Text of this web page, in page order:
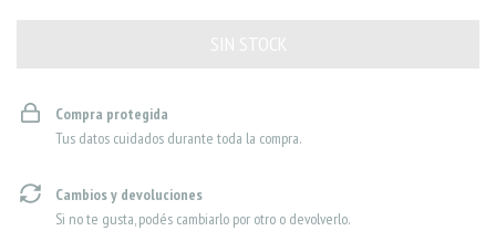
Compra protegida
Tus datos cuidados durante toda la compra.
Cambios y devoluciones
Si no te gusta, podés cambiarlo por otro o devolverlo.